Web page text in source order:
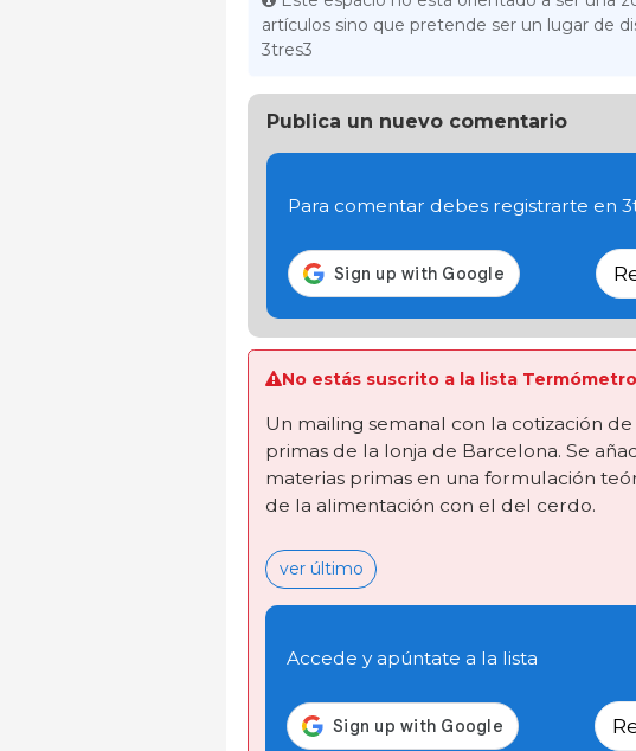
artículos sino que pretende ser un lugar de
3tres3
Publica un nuevo comentario
Para comentar debes registrarte en
No estás suscrito a la lista
Un mailing semanal con la cotización
primas de la lonja de Barcelona. Se
materias primas en una formulación
de la alimentación con el del cerdo.
ver último
Accede y apúntate a la lista